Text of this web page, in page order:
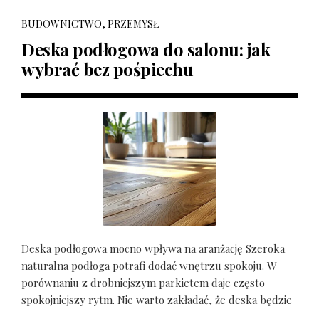
BUDOWNICTWO, PRZEMYSŁ
Deska podłogowa do salonu: jak
wybrać bez pośpiechu
Deska podłogowa mocno wpływa na aranżację Szeroka
naturalna podłoga potrafi dodać wnętrzu spokoju. W
porównaniu z drobniejszym parkietem daje często
spokojniejszy rytm. Nie warto zakładać, że deska będzie